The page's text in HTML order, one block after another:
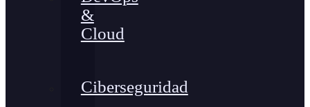
&
Cloud
Ciberseguridad